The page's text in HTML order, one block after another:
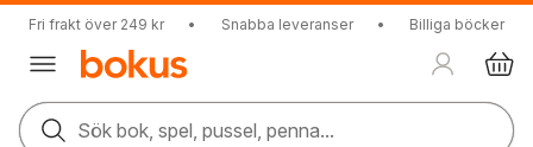
Fri frakt över 249 kr • Snabba leveranser • Billiga böcker
Sök bok, spel, pussel, penna...